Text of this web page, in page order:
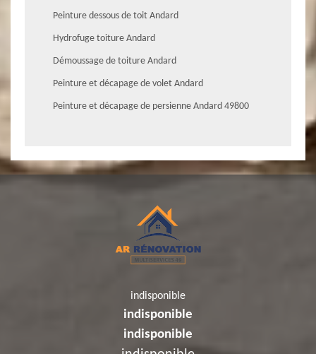
Peinture dessous de toit Andard
Hydrofuge toiture Andard
Démoussage de toiture Andard
Peinture et décapage de volet Andard
Peinture et décapage de persienne Andard 49800
indisponible
indisponible
indisponible